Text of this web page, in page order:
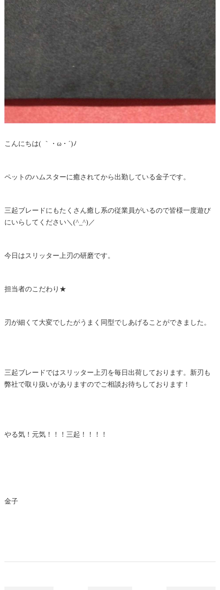
こんにちは( ｀・ω・´)ﾉ
ペットのハムスターに癒されてから出勤している金子です。
三起ブレードにもたくさん癒し系の従業員がいるので皆様一度遊び
にいらしてください＼(^_^)／
今日はスリッター上刃の研磨です。
担当者のこだわり★
刃が細くて大変でしたがうまく同型でしあげることができました。
三起ブレードではスリッター上刃を毎日出荷しております。新刃も
弊社で取り扱いがありますのでご相談お待ちしております！
やる気！元気！！！三起！！！！
金子